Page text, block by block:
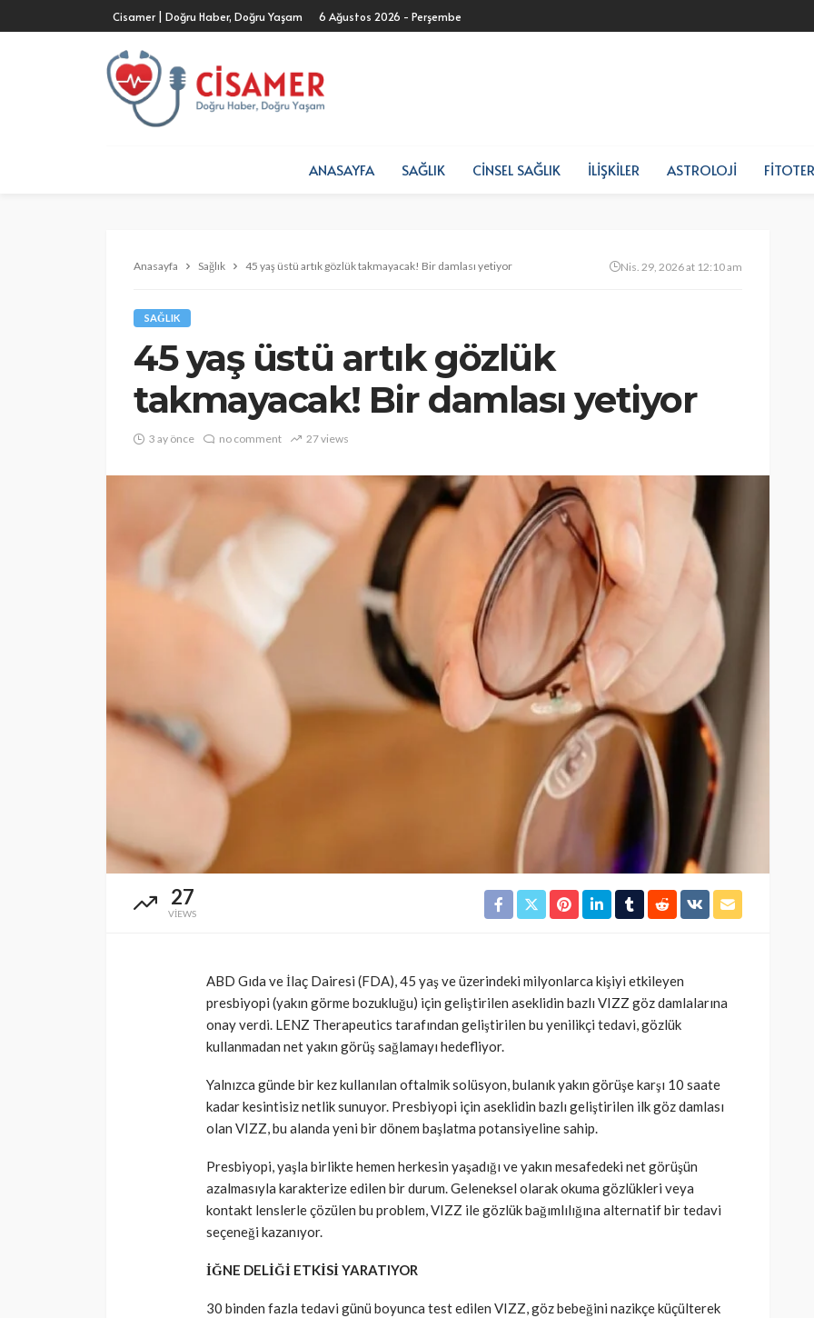
Cisamer | Doğru Haber, Doğru Yaşam 6 Ağustos 2026 - Perşembe
ANASAYFA SAĞLIK CINSEL SAĞLIK İLIŞKILER ASTROLOJI
Anasayfa Sağlık 45 yaş üstü artık gözlük takmayacak! Bir damlası yetiyor Nis. 29, 2026 at 12:10 am
SAĞLIK
45 yaş üstü artık gözlük
takmayacak! Bir damlası yetiyor
3 ay önce no comment 27 views
27
VIEWS
ABD Gıda ve İlaç Dairesi (FDA), 45 yaş ve üzerindeki milyonlarca kişiyi etkileyen
presbiyopi (yakın görme bozukluğu) için geliştirilen aseklidin bazlı VIZZ göz damlalarına
onay verdi. LENZ Therapeutics tarafından geliştirilen bu yenilikçi tedavi, gözlük
kullanmadan net yakın görüş sağlamayı hedefliyor.
Yalnızca günde bir kez kullanılan oftalmik solüsyon, bulanık yakın görüşe karşı 10 saate
kadar kesintisiz netlik sunuyor. Presbiyopi için aseklidin bazlı geliştirilen ilk göz damlası
olan VIZZ, bu alanda yeni bir dönem başlatma potansiyeline sahip.
Presbiyopi, yaşla birlikte hemen herkesin yaşadığı ve yakın mesafedeki net görüşün
azalmasıyla karakterize edilen bir durum. Geleneksel olarak okuma gözlükleri veya
kontakt lenslerle çözülen bu problem, VIZZ ile gözlük bağımlılığına alternatif bir tedavi
seçeneği kazanıyor.
İĞNE DELİĞİ ETKİSİ YARATIYOR
30 binden fazla tedavi günü boyunca test edilen VIZZ, göz bebeğini nazikçe küçülterek